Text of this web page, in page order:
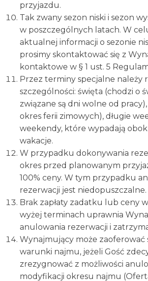
przyjazdu.
Tak zwany sezon niski i sezon
w poszczególnych latach. W
aktualnej informacji o sezonie
prosimy skontaktować się z
kontaktowe w § 1 ust. 5
Przez terminy specjalne należy
szczególności: święta (chodzi o
związane są dni wolne od
okres ferii zimowych), długie
weekendy, które wypadają
wakacje.
W przypadku dokonywania
okres przed planowanym
100% ceny. W tym przypadku
rezerwacji jest niedopuszczalne.
Brak zapłaty zadatku lub ceny
wyżej terminach uprawnia
anulowania rezerwacji i
Wynajmujący może zaoferować
warunki najmu, jeżeli Gość
zrezygnować z możliwości
modyfikacji okresu najmu